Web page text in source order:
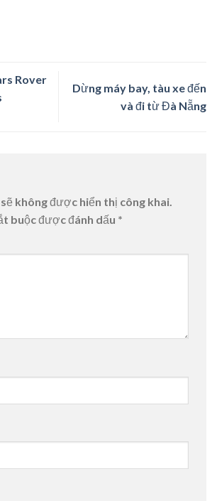
Rover
Dừng máy bay, tàu xe đến
và đi từ Đà Nẵng
không được hiển thị công khai.
buộc được đánh dấu *